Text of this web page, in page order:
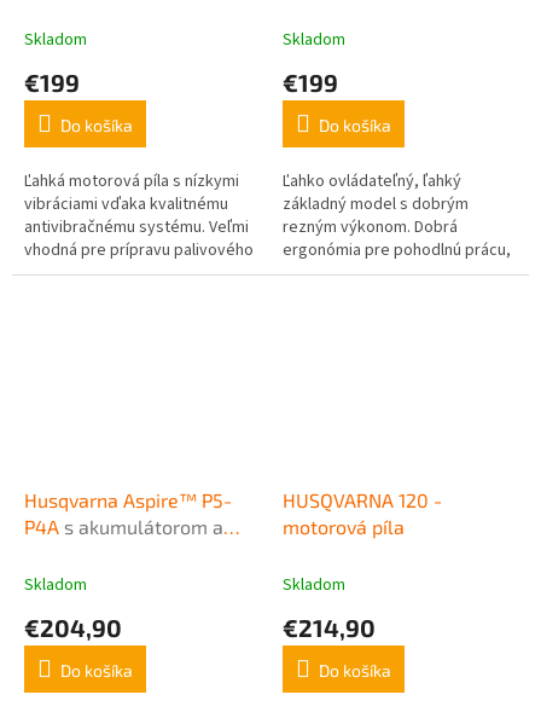
Skladom
€199
Do košíka
Ľahká motorová píla s nízkymi
vibráciami vďaka kvalitnému
antivibračnému systému. Veľmi
vhodná pre prípravu palivového
dreva, na stavebné práce a
Skladom
€199
Do košíka
Ľahko ovládateľný, ľahký
základný model s dobrým
rezným výkonom. Dobrá
ergonómia pre pohodlnú prácu,
bočné napínanie reťazí pre
Husqvarna Aspire™ P5-
P4A s akumulátorom a
Skladom
€204,90
Do košíka
HUSQVARNA 120 -
motorová píla
Skladom
€214,90
Do košíka